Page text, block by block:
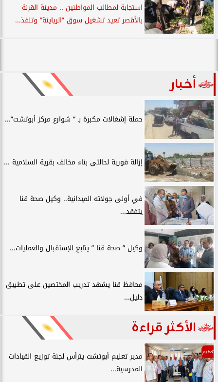
استجابة لمطالب المواطنين .. مدينة القرنة
بالأقصر تعيد تشغيل سوق ”الرياينة” وتنفذ...
أخبار
حملة إشغالات مكبرة بـ ” شوارع مركز أبوتشت”...
إزالة فورية لحالتى بناء مخالف بقرية السلامية ...
في أولى جولاته الميدانية.. وكيل صحة قنا
يتفقد...
وكيل ” صحة قنا ” يتابع الإستقبال والعمليات...
محافظ قنا يشهد تدريب المختصين على تطبيق
دليل...
الأكثر قراءة
تعليم
مدير تعليم أبوتشت يترأس لجنة توزيع القيادات
المدرسية...